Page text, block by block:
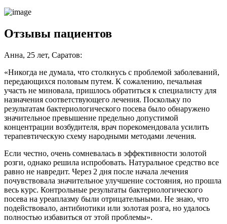
Отзывы пациентов
Анна, 25 лет, Саратов:
«Никогда не думала, что столкнусь с проблемой заболеваний,
передающихся половым путем. К сожалению, печальная
участь не миновала, пришлось обратиться к специалисту для
назначения соответствующего лечения. Поскольку по
результатам бактериологического посева было обнаружено
значительное превышение предельно допустимой
концентрации возбудителя, врач порекомендовала усилить
терапевтическую схему народными методами лечения.
Если честно, очень сомневалась в эффективности золотой
розги, однако решила испробовать. Натуральное средство все
равно не навредит. Через 2 дня после начала лечения
почувствовала значительное улучшение состояния, но прошла
весь курс. Контрольные результаты бактериологического
посева на уреаплазму были отрицательными. Не знаю, что
подействовало, антибиотики или золотая розга, но удалось
полностью избавиться от этой проблемы».